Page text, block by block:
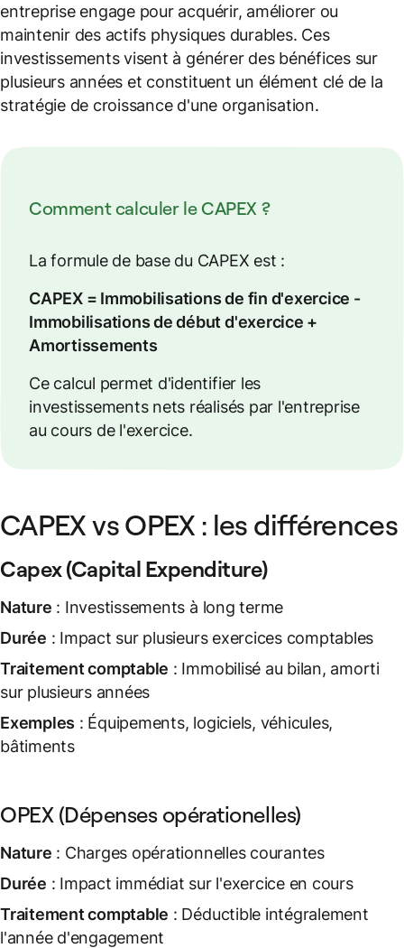
entreprise engage pour acquérir, améliorer ou
maintenir des actifs physiques durables. Ces
investissements visent à générer des bénéfices sur
plusieurs années et constituent un élément clé de la
stratégie de croissance d'une organisation.
Comment calculer le CAPEX ?
La formule de base du CAPEX est :
CAPEX = Immobilisations de fin d'exercice -
Immobilisations de début d'exercice +
Amortissements
Ce calcul permet d'identifier les
investissements nets réalisés par l'entreprise
au cours de l'exercice.
CAPEX vs OPEX : les différences
Capex (Capital Expenditure)
Nature : Investissements à long terme
Durée : Impact sur plusieurs exercices comptables
Traitement comptable : Immobilisé au bilan, amorti
sur plusieurs années
Exemples : Équipements, logiciels, véhicules,
bâtiments
OPEX (Dépenses opérationelles)
Nature : Charges opérationnelles courantes
Durée : Impact immédiat sur l'exercice en cours
Traitement comptable : Déductible intégralement
l'année d'engagement